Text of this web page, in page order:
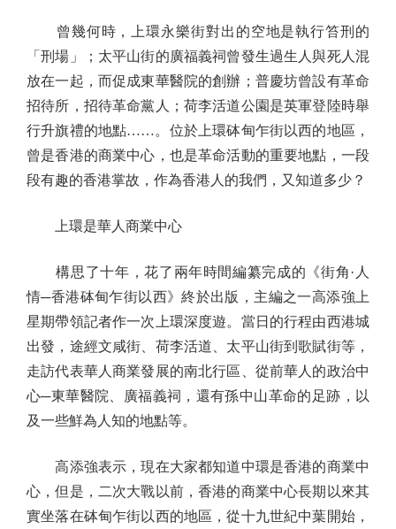
曾幾何時，上環永樂街對出的空地是執行笞刑的
「刑場」；太平山街的廣福義祠曾發生過生人與死人混
放在一起，而促成東華醫院的創辦；普慶坊曾設有革命
招待所，招待革命黨人；荷李活道公園是英軍登陸時舉
行升旗禮的地點……。位於上環砵甸乍街以西的地區，
曾是香港的商業中心，也是革命活動的重要地點，一段
段有趣的香港掌故，作為香港人的我們，又知道多少？
上環是華人商業中心
構思了十年，花了兩年時間編纂完成的《街角·人
情─香港砵甸乍街以西》終於出版，主編之一高添強上
星期帶領記者作一次上環深度遊。當日的行程由西港城
出發，途經文咸街、荷李活道、太平山街到歌賦街等，
走訪代表華人商業發展的南北行區、從前華人的政治中
心─東華醫院、廣福義祠，還有孫中山革命的足跡，以
及一些鮮為人知的地點等。
高添強表示，現在大家都知道中環是香港的商業中
心，但是，二次大戰以前，香港的商業中心長期以來其
實坐落在砵甸乍街以西的地區，從十九世紀中葉開始，